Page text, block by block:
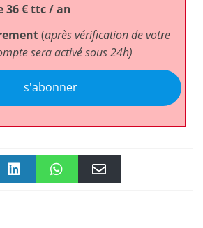
36 € ttc / an
(après vérification de votre
sera activé sous 24h)
s'abonner